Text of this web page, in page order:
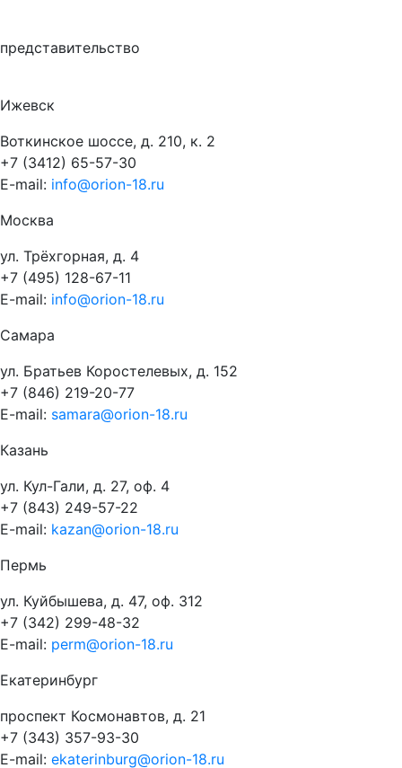
представительство
Ижевск
Воткинское шоссе, д. 210, к. 2
+7 (3412) 65-57-30
E-mail: info@orion-18.ru
Москва
ул. Трёхгорная, д. 4
+7 (495) 128-67-11
E-mail: info@orion-18.ru
Самара
ул. Братьев Коростелевых, д. 152
+7 (846) 219-20-77
E-mail: samara@orion-18.ru
Казань
ул. Кул-Гали, д. 27, оф. 4
+7 (843) 249-57-22
E-mail: kazan@orion-18.ru
Пермь
ул. Куйбышева, д. 47, оф. 312
+7 (342) 299-48-32
E-mail: perm@orion-18.ru
Екатеринбург
проспект Космонавтов, д. 21
+7 (343) 357-93-30
E-mail: ekaterinburg@orion-18.ru